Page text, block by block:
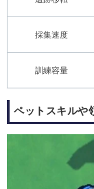
採集速度
訓練容量
ペットスキルや